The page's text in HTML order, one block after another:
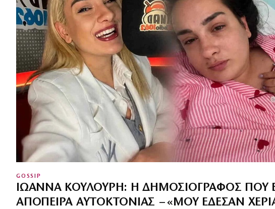
GOSSIP
ΙΩΆΝΝΑ ΚΟΥΛΟΎΡΗ: Η ΔΗΜΟΣΙΟΓΡΆΦΟΣ ΠΟΥ
ΑΠΌΠΕΙΡΑ ΑΥΤΟΚΤΟΝΊΑΣ – «ΜΟΥ ΈΔΕΣΑΝ